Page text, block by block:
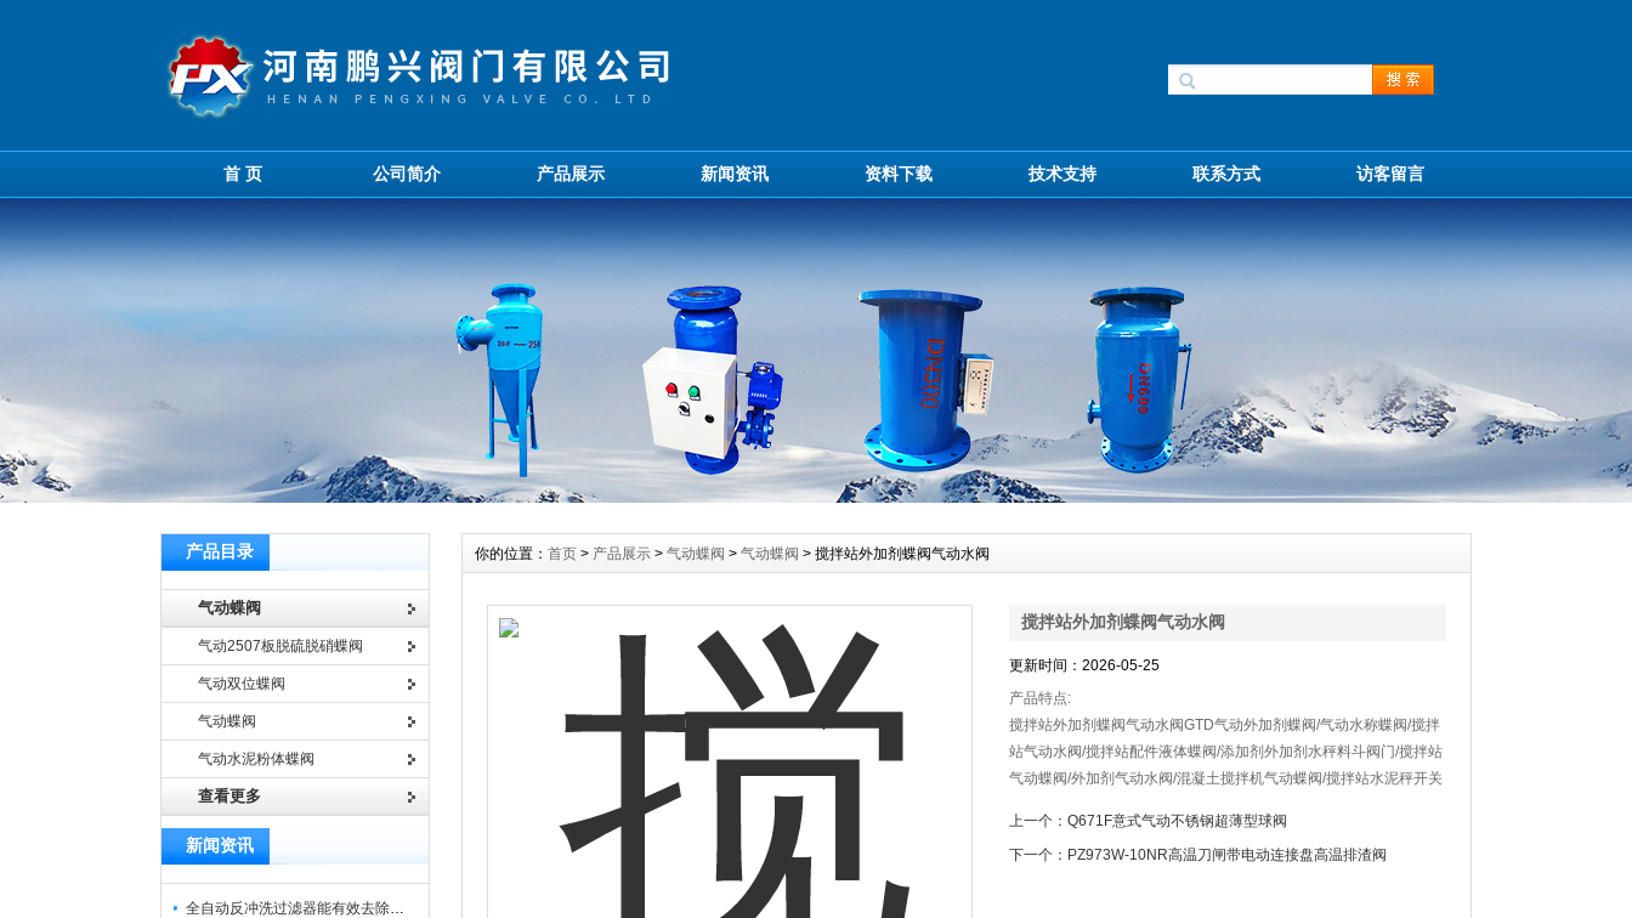
首 页 公司简介 产品展示 新闻资讯 资料下载 技术支持 联系方式 访客留言
产品目录
气动蝶阀
气动2507板脱硫脱硝蝶阀
气动双位蝶阀
气动蝶阀
气动水泥粉体蝶阀
查看更多
新闻资讯
全自动反冲洗过滤器能有效去除过滤介质上的杂质
你的位置： 首页 > 产品展示 > 气动蝶阀 > 气动蝶阀 > 搅拌站外加剂蝶阀气动水阀
搅拌站外加剂蝶阀气动水阀
更新时间：2026-05-25
产品特点:
搅拌站外加剂蝶阀气动水阀GTD气动外加剂蝶阀/气动水称蝶阀/搅拌
站气动水阀/搅拌站配件液体蝶阀/添加剂外加剂水秤料斗阀门/搅拌站
气动蝶阀/外加剂气动水阀/混凝土搅拌机气动蝶阀/搅拌站水泥秤开关
上一个： Q671F意式气动不锈钢超薄型球阀
下一个： PZ973W-10NR高温刀闸带电动连接盘高温排渣阀